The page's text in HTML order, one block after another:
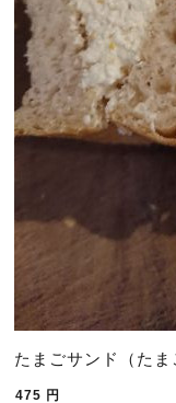
たまごサンド（たま
475 円